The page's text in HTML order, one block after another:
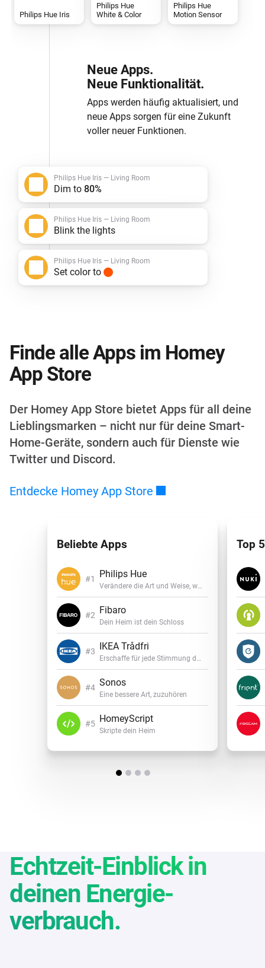
Philips Hue Iris
Philips Hue
White & Color
Philips Hue
Motion Sensor
Neue Apps.
Neue Funktionalität.
Apps werden häufig aktualisiert, und
neue Apps sorgen für eine Zukunft
voller neuer Funktionen.
Philips Hue Iris — Living Room
Dim to 80%
Philips Hue Iris — Living Room
Blink the lights
Philips Hue Iris — Living Room
Set color to
Finde alle Apps im Homey
App Store
Der Homey App Store bietet Apps für all deine
Lieblingsmarken – nicht nur für deine Smart-
Home-Geräte, sondern auch für Dienste wie
Twitter und Discord.
Entdecke Homey App Store
Beliebte Apps
Philips Hue
Verändere die Art und Weise, wie du Licht erlebst
Fibaro
Dein Heim ist dein Schloss
IKEA Trådfri
Erschaffe für jede Stimmung die richtige Atmosphäre
Sonos
Eine bessere Art, zuzuhören
HomeyScript
Skripte dein Heim
Top
Echtzeit-Einblick in
deinen Energie­
verbrauch.